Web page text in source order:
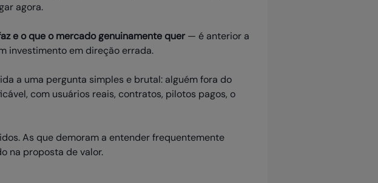
agora.
e o que o mercado genuinamente quer — é anterior a
investimento em direção errada.
a uma pergunta simples e brutal: alguém fora do
com usuários reais, contratos, pilotos pagos, o
As que demoram a entender frequentemente
na proposta de valor.